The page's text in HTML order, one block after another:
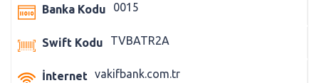
Banka Kodu 0015
Swift Kodu TVBATR2A
İnternet vakifbank.com.tr